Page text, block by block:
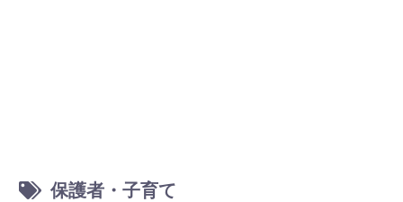
保護者・子育て